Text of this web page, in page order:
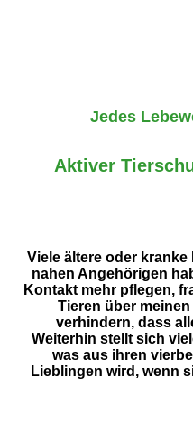
Jedes
Aktiver
Viele ältere oder
nahen Angehörigen
Kontakt mehr pflegen,
Tieren über
verhindern, dass
Weiterhin stellt sich
was aus ihren
Lieblingen wird, wenn